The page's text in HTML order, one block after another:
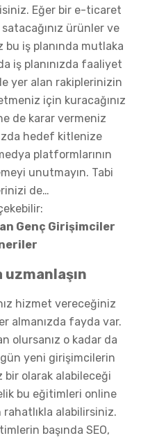
Eğer bir e-ticaret
satacağınız ürünler ve
bu iş planında mutlaka
iş planınızda faaliyet
yer alan rakiplerinizin
için kuracağınız
de karar vermeniz
hedef kitlenize
platformlarının
unutmayın. Tabi
de…
Genç Girişimciler
uzmanlaşın
hizmet vereceğiniz
almanızda fayda var.
olursanız o kadar da
yeni girişimcilerin
olarak alabileceği
bu eğitimleri online
alabilirsiniz.
başında SEO,